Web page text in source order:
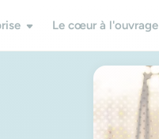
Le cœur à l'ouvrage